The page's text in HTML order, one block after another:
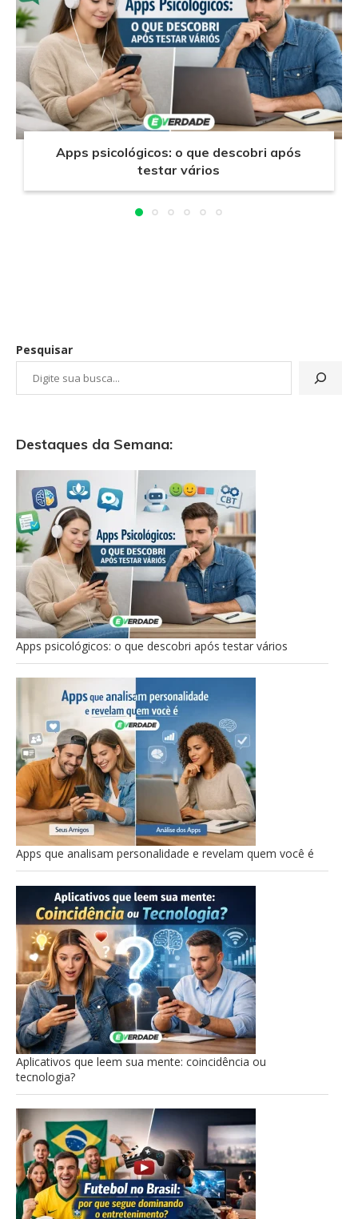
Apps psicológicos: o que descobri após
testar vários
Pesquisar
Destaques da Semana:
Apps psicológicos: o que descobri após testar vários
Apps que analisam personalidade e revelam quem você é
Aplicativos que leem sua mente: coincidência ou
tecnologia?